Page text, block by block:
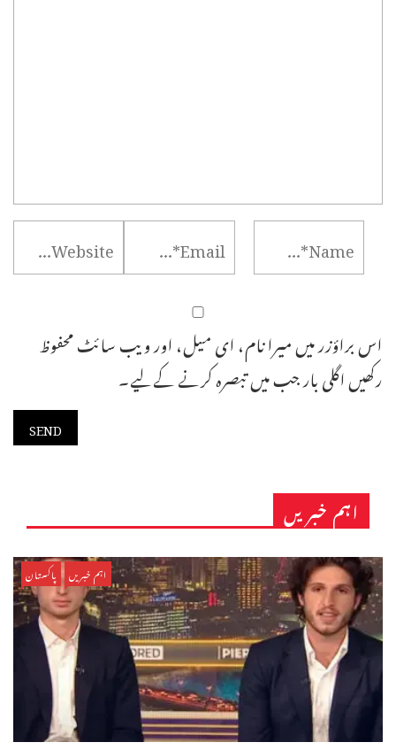
اس براؤزر میں میرا نام، ای میل، اور ویب سائٹ محفوظ
رکھیں اگلی بار جب میں تبصرہ کرنے کےلیے۔
اہم خبریں
اہم خبریں پاکستان